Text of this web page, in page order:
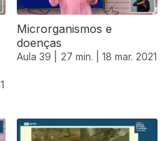
Microrganismos e
doenças
Aula 39 | 27 min. | 18 mar. 2021